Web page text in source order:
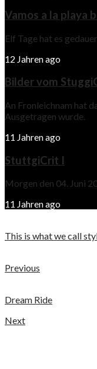
Vamos a la playa
Elf Tage hat es
12 Jahren ago
Bilder vom
An Fronleichnam hat
Ausgetragen wurde.
11 Jahren ago
StuttgiCrit I
Morgen den 04. Juni
11 Jahren ago
This is what we call
Previous
Dream Ride
Next